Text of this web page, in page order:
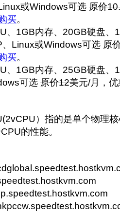
或Windows可选 原价
买。
、1GB内存、20GB硬盘、
Linux或Windows可选 原
买。
、1GB内存、25GB硬盘、
可选 原价12美元/月，
）指的是单个物理
的性能。